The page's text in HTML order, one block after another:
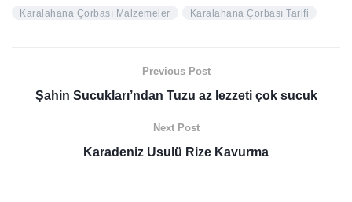
Karalahana Çorbası Malzemeler
Karalahana Çorbası Tarifi
Previous Post
Şahin Sucukları’ndan Tuzu az lezzeti çok sucuk
Next Post
Karadeniz Usulü Rize Kavurma